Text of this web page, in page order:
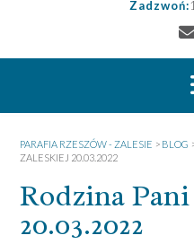
Zadzwoń:
PARAFIA RZESZÓW - ZALESIE > BLOG
ZALESKIEJ 20.03.2022
Rodzina
20.03.2022